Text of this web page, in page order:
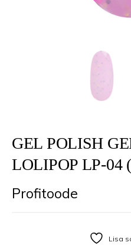
GEL POLISH
LOLIPOP LP-04
Profitoode
Lisa